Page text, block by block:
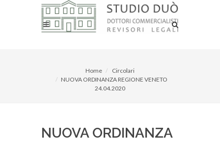
Home
Circolari
NUOVA ORDINANZA REGIONE VENETO
24.04.2020
NUOVA ORDINANZA